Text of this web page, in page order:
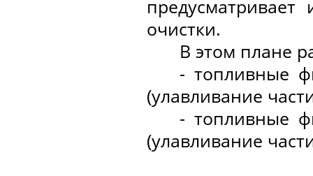
очистки.
В этом плане
- топливные
(улавливание
- топливные
(улавливание